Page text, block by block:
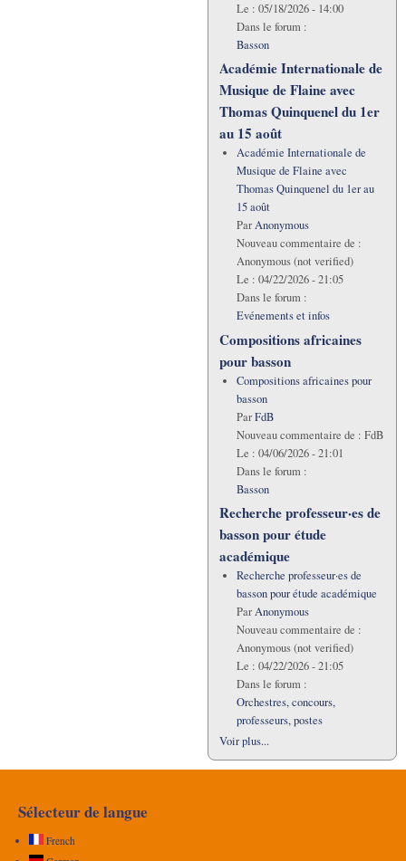
Le : 05/18/2026 - 14:00
Dans le forum :
Basson
Académie Internationale de
Musique de Flaine avec
Thomas Quinquenel du 1er
au 15 août
Académie Internationale de
Musique de Flaine avec
Thomas Quinquenel du 1er au
15 août
ParAnonymous
Nouveau commentaire de :
Anonymous (not verified)
Le : 04/22/2026 - 21:05
Dans le forum :
Evénements et infos
Compositions africaines
pour basson
Compositions africaines pour
basson
ParFdB
Nouveau commentaire de : FdB
Le : 04/06/2026 - 21:01
Dans le forum :
Basson
Recherche professeur·es de
basson pour étude
académique
Recherche professeur·es de
basson pour étude académique
ParAnonymous
Nouveau commentaire de :
Anonymous (not verified)
Le : 04/22/2026 - 21:05
Dans le forum :
Orchestres, concours,
professeurs, postes
Voir plus...
Sélecteur de langue
French